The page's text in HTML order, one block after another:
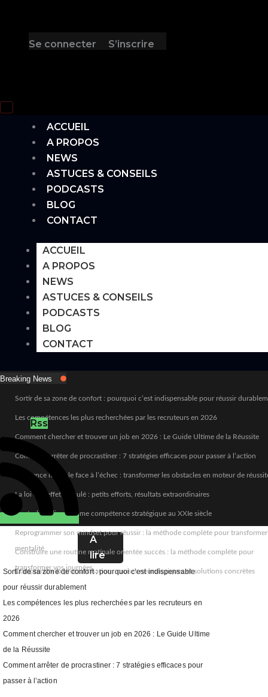
Se connecter S’inscrire
Hamburger Toggle Menu
ACCUEIL
A PROPOS
NEWS
ASTUCES & CONSEILS
PODCASTS
BLOG
CONTACT
ACCUEIL
A PROPOS
NEWS
ASTUCES & CONSEILS
PODCASTS
BLOG
CONTACT
Breaking News
Sortir de sa zone de confort : pourquoi c’est indispensable pour réussir
Les compétences les plus recherchées par les recruteurs en 2026
Comment chercher et trouver un job en 2026 : Le Guide Ultime de la Réussite
Comment arrêter de procrastiner : 7 stratégies efficaces pour passer à l’action
Résilience mentale face à l’échec : transformer les obstacles en moteur de
La loi de l’effet cumulé : petits efforts, résultats extraordinaires
L’autodiscipline comme compétence stratégique au XXIe siècle
Reprogrammer son mindset pour réussir : la méthode complète pour transformer sa
mentalité
Construire une routine matinale orientée succès : la méthode complète pour
transformer vos journées
Comprendre la procrastination : causes neurologiques et solutions concrètes
Rss
A
lire
Sortir de sa zone de confort : pourquoi c’est indispensable
pour réussir durablement
Les compétences les plus recherchées par les recruteurs en
2026
Comment chercher et trouver un job en 2026 : Le Guide Ultime
de la Réussite
Comment arrêter de procrastiner : 7 stratégies efficaces pour
passer à l’action